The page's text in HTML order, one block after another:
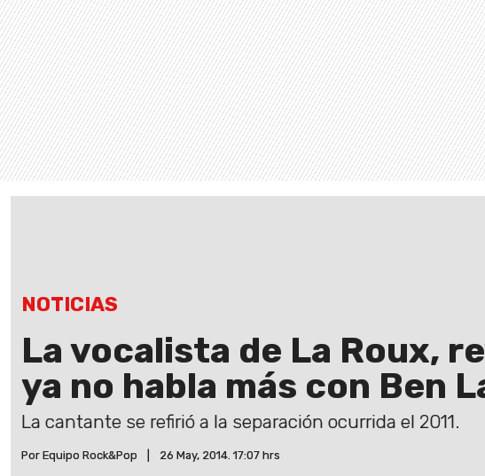
NOTICIAS
La vocalista de La Roux,
ya no habla más con Ben
La cantante se refirió a la separación ocurrida el 2011.
Por Equipo Rock&Pop 26 May, 2014. 17:07 hrs